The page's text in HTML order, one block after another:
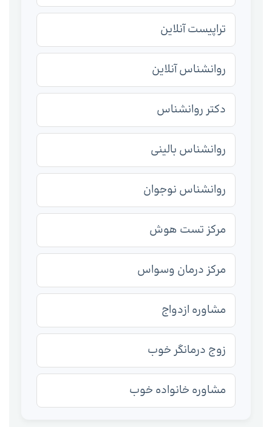
تراپیست آنلاین
روانشناس آنلاین
دکتر روانشناس
روانشناس بالینی
روانشناس نوجوان
مرکز تست هوش
مرکز درمان وسواس
مشاوره ازدواج
زوج درمانگر خوب
مشاوره خانواده خوب